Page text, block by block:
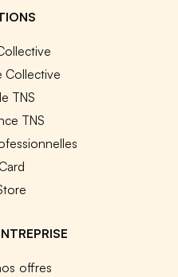
Collective
TNS
TNS
offres